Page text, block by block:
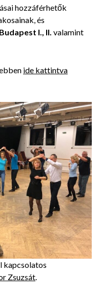
hozzáférhetők
és
Budapest I., II. valamint
ide kattintva
kapcsolatos
Zsuzsát.